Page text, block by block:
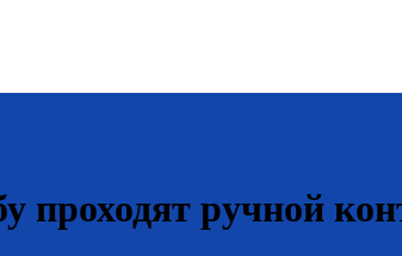
проходят ручной